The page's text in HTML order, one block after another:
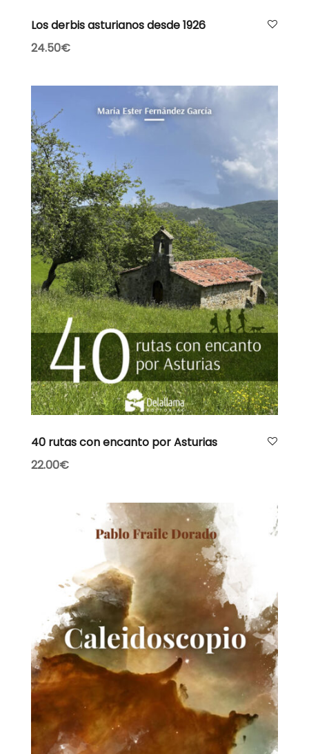
Los derbis asturianos desde 1926
24.50€
40 rutas con encanto por Asturias
22.00€